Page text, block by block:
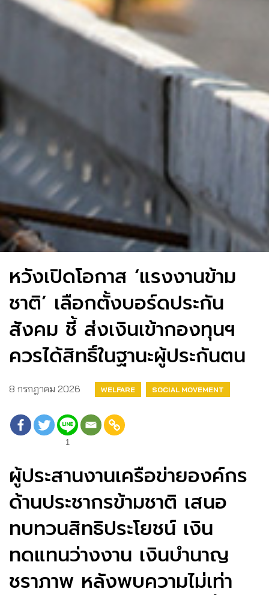
หวังเปิดโอกาส ‘แรงงานข้าม
ชาติ’ เลือกตั้งบอร์ดประกัน
สังคม ชี้ ส่งเงินเข้ากองทุนฯ
ควรได้สิทธิ์ในฐานะผู้ประกันตน
8 กรกฎาคม 2026 WELFARE SOCIAL MOVEMENT
1
ผู้ประสานงานเครือข่ายองค์กร
ด้านประชากรข้ามชาติ เสนอ
ทบทวนสิทธิประโยชน์ เงิน
ทดแทนว่างงาน เงินบำนาญ
ชราภาพ หลังพบความไม่เท่า